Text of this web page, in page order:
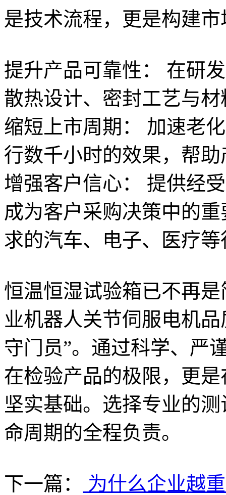
是技术流程，更是构建
提升产品可靠性： 在研
散热设计、密封工艺与
缩短上市周期： 加速老
行数千小时的效果，帮
增强客户信心： 提供经
成为客户采购决策中的
求的汽车、电子、医疗等
恒温恒湿试验箱已不再
业机器人关节伺服电机
守门员”。通过科学、严
在检验产品的极限，更
坚实基础。选择专业的
命周期的全程负责。
下一篇：
为什么企业越